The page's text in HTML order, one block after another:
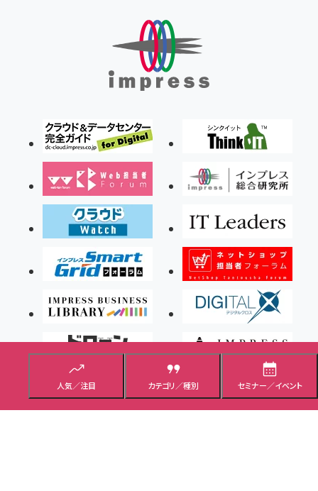
人気／注目 カテゴリ／種別 セミナー／イベント